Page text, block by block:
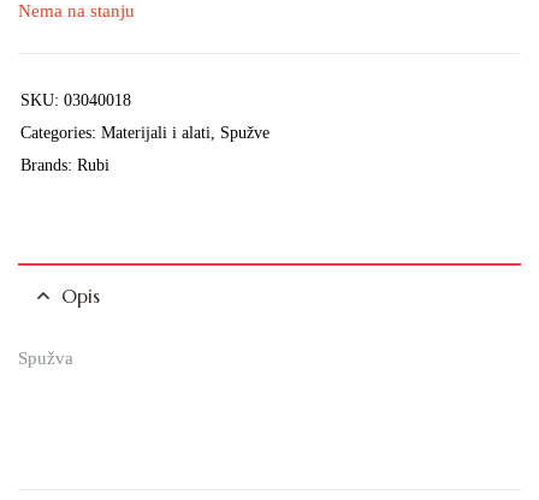
Nema na stanju
SKU: 03040018
Categories: Materijali i alati
Spužve
Brands: Rubi
Opis
Spužva